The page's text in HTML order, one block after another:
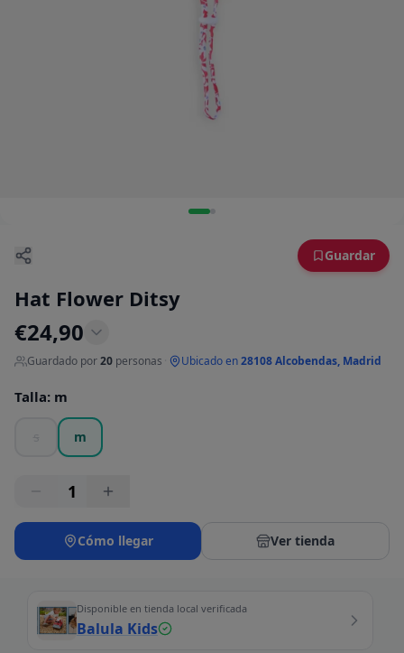
Guardar
Hat Flower Ditsy
€24,90
Guardado por20 personas Ubicado en28108 Alcobendas, Madrid
Talla: m
m
1
Cómo llegar Ver tienda
Disponible en tienda local verificada
Balula Kids